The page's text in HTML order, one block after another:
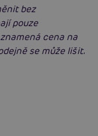
bez
pouze
cena na
se může lišit.